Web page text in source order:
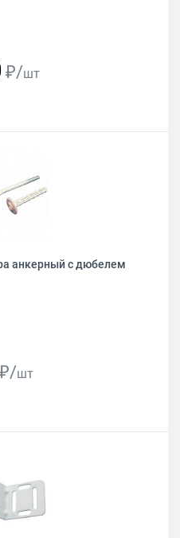
₽/шт
анкерный с дюбелем
₽/шт